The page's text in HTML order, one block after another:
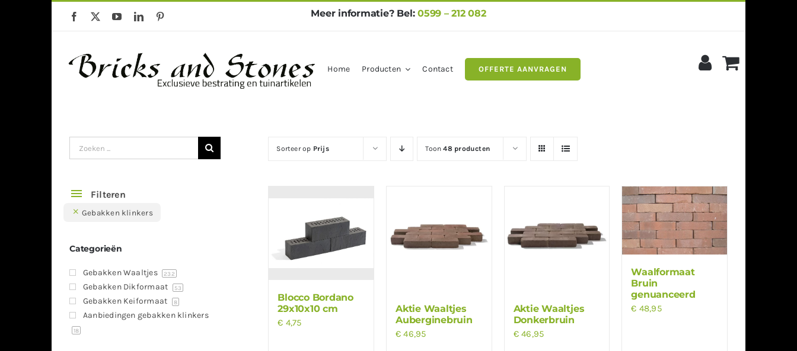
Meer informatie? Bel:0599 – 212 082
Home Producten Contact OFFERTE AANVRAGEN
Sorteer op Prijs Toon48 producten
Blocco Bordano
29x10x10 cm
€ 4,75
Aktie Waaltjes
Auberginebruin
€ 46,95
Aktie Waaltjes
Donkerbruin
€46,95
Waalformaat
Bruin
genuanceerd
€ 48,95
Zoeken
naar:
Filteren
Gebakken klinkers
Categorieën
Gebakken Waaltjes 232
Gebakken Dikformaat 53
Gebakken Keiformaat 8
Aanbiedingen gebakken klinkers
18